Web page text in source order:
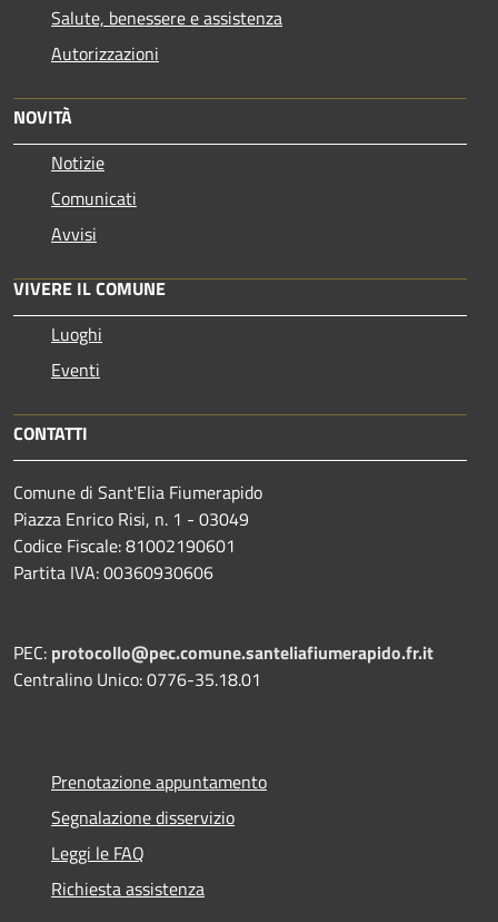
Salute, benessere e assistenza
Autorizzazioni
NOVITÀ
Notizie
Comunicati
Avvisi
VIVERE IL COMUNE
Luoghi
Eventi
CONTATTI
Comune di Sant'Elia Fiumerapido
Piazza Enrico Risi, n. 1 - 03049
Codice Fiscale: 81002190601
Partita IVA: 00360930606
PEC: protocollo@pec.comune.santeliafiumerapido.fr.it
Centralino Unico: 0776-35.18.01
Prenotazione appuntamento
Segnalazione disservizio
Leggi le FAQ
Richiesta assistenza